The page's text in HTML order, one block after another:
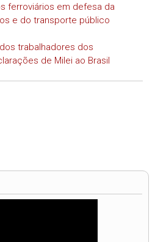
ferroviários em defesa da
e do transporte público
trabalhadores dos
de Milei ao Brasil